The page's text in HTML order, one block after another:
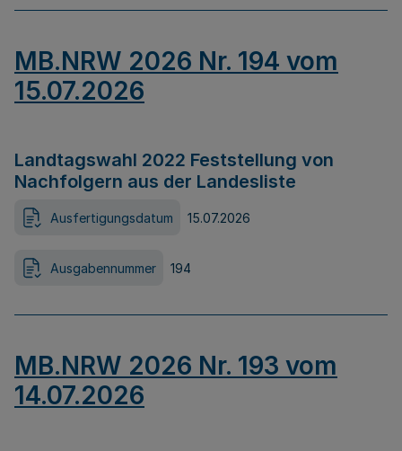
MB.NRW 2026 Nr. 194 vom
15.07.2026
Landtagswahl 2022 Feststellung von
Nachfolgern aus der Landesliste
Ausfertigungsdatum 15.07.2026
Ausgabennummer 194
MB.NRW 2026 Nr. 193 vom
14.07.2026